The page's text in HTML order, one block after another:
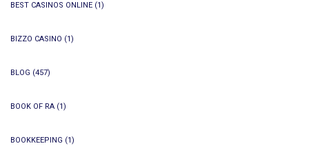
BEST CASINOS ONLINE (1)
BIZZO CASINO (1)
BLOG (457)
BOOK OF RA (1)
BOOKKEEPING (1)